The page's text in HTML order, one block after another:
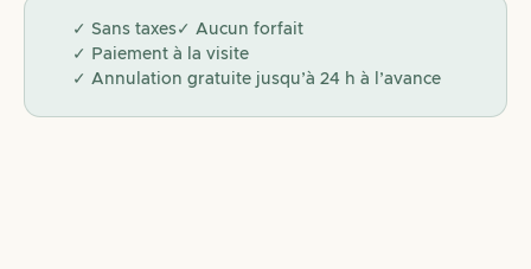
✓ Sans taxes✓ Aucun forfait
✓ Paiement à la visite
✓ Annulation gratuite jusqu’à 24 h à l’avance